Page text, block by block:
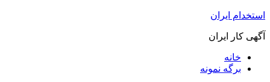
استخدام ایران
آگهی کار ایران
خانه
برگه نمونه